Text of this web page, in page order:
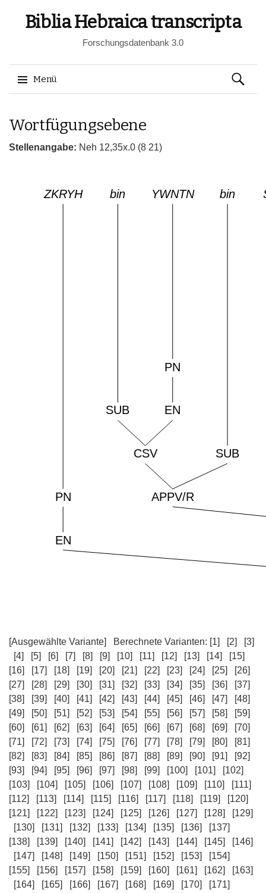
Biblia Hebraica transcripta
Forschungsdatenbank 3.0
Menü
zum
Suchen
nach:
Wortfügungsebene
Stellenangabe: Neh 12,35x.0 (8 21)
[Ausgewählte Variante] Berechnete Varianten: [1] [2]
[3]
[4]
[5] [6] [7] [8] [9] [10] [11] [12] [13] [14]
[15]
[16]
[17] [18] [19] [20] [21] [22] [23] [24] [25]
[26]
[27]
[28] [29] [30] [31] [32] [33] [34] [35] [36]
[37]
[38]
[39] [40] [41] [42] [43] [44] [45] [46] [47]
[48]
[49]
[50] [51] [52] [53] [54] [55] [56] [57] [58]
[59]
[60]
[61] [62] [63] [64] [65] [66] [67] [68] [69]
[70]
[71]
[72] [73] [74] [75] [76] [77] [78] [79] [80]
[81]
[82]
[83] [84] [85] [86] [87] [88] [89] [90] [91]
[92]
[93]
[94] [95] [96] [97] [98] [99] [100] [101]
[102]
[103]
[104] [105] [106] [107] [108] [109] [110]
[111]
[112]
[113] [114] [115] [116] [117] [118] [119]
[120]
[121]
[122] [123] [124] [125] [126] [127] [128]
[129]
[130]
[131] [132] [133] [134] [135] [136]
[137]
[138]
[139] [140] [141] [142] [143] [144] [145]
[146]
[147]
[148] [149] [150] [151] [152] [153]
[154]
[155]
[156] [157] [158] [159] [160] [161] [162]
[163]
[164]
[165] [166] [167] [168] [169] [170]
[171]